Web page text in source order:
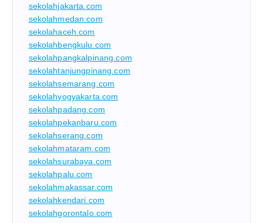
sekolahjakarta.com
sekolahmedan.com
sekolahaceh.com
sekolahbengkulu.com
sekolahpangkalpinang.com
sekolahtanjungpinang.com
sekolahsemarang.com
sekolahyogyakarta.com
sekolahpadang.com
sekolahpekanbaru.com
sekolahserang.com
sekolahmataram.com
sekolahsurabaya.com
sekolahpalu.com
sekolahmakassar.com
sekolahkendari.com
sekolahgorontalo.com